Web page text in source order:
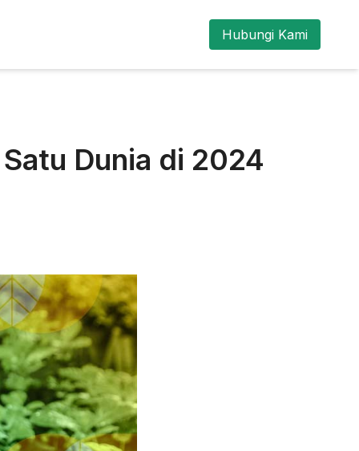
Hubungi Kami
Dunia di 2024